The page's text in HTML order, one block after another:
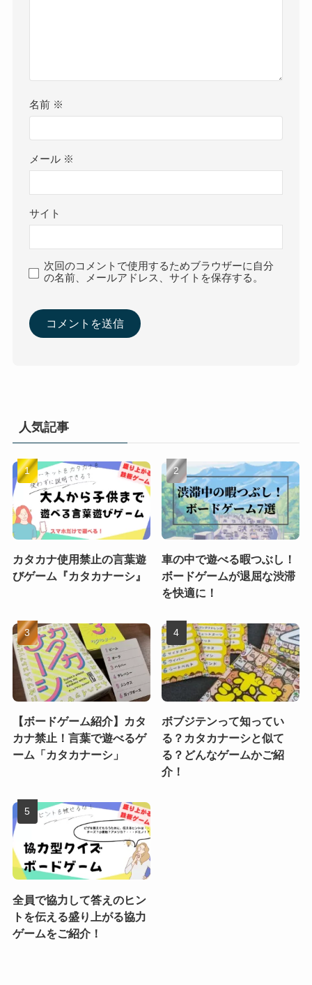
名前 ※
メール ※
サイト
次回のコメントで使用するためブラウザーに自分
の名前、メールアドレス、サイトを保存する。
人気記事
カタカナ使用禁止の言葉遊
びゲーム『カタカナーシ』
車の中で遊べる暇つぶし！
ボードゲームが退屈な渋滞
を快適に！
【ボードゲーム紹介】カタ
カナ禁止！言葉で遊べるゲ
ーム「カタカナーシ」
ボブジテンって知ってい
る？カタカナーシと似て
る？どんなゲームかご紹
介！
全員で協力して答えのヒン
トを伝える盛り上がる協力
ゲームをご紹介！